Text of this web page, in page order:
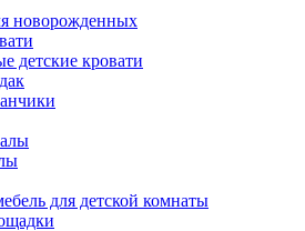
новорожденных
детские кровати
для детской комнаты